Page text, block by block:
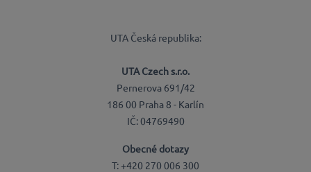
UTA Česká republika:
UTA Czech s.r.o.
Pernerova 691/42
186 00 Praha 8 - Karlín
IČ: 04769490
Obecné dotazy
T: +420 270 006 300